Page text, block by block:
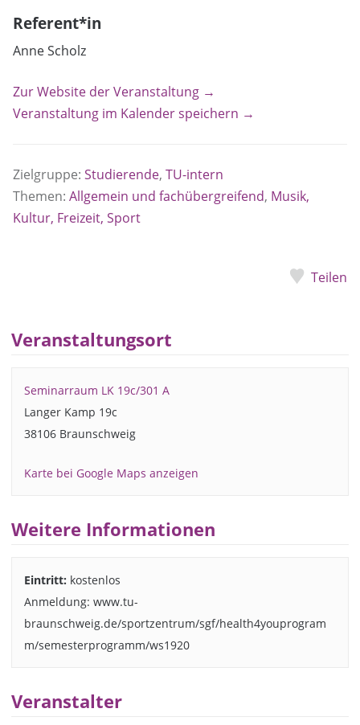
Referent*in
Anne Scholz
Zur Website der Veranstaltung →
Veranstaltung im Kalender speichern →
Zielgruppe: Studierende, TU-intern
Themen: Allgemein und fachübergreifend, Musik,
Kultur, Freizeit, Sport
Teilen
Veranstaltungsort
Seminarraum LK 19c/301 A
Langer Kamp 19c
38106 Braunschweig
Karte bei Google Maps anzeigen
Weitere Informationen
Eintritt: kostenlos
Anmeldung: www.tu-
braunschweig.de/sportzentrum/sgf/health4youprogram
m/semesterprogramm/ws1920
Veranstalter